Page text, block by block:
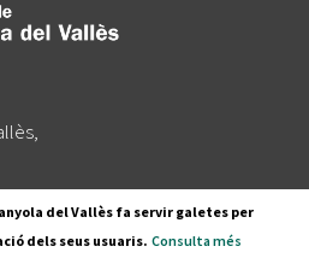
del Vallès fa servir galetes per
dels seus usuaris. Consulta més